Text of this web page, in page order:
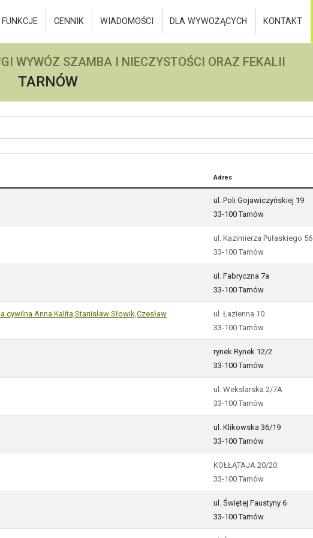
FUNKCJE CENNIK WIADOMOŚCI DLA WYWOŻĄCYCH KONTAKT
WYWÓZ SZAMBA I NIECZYSTOŚCI ORAZ FEKALII
TARNÓW
Adres
ul. Poli Gojawiczyńskiej 19
33-100 Tarnów
ul. Kazimierza Pułaskiego 56
33-100 Tarnów
ul. Fabryczna 7a
33-100 Tarnów
cywilna Anna Kalita,Stanisław Słowik,Czesław
ul. Łazienna 10
33-100 Tarnów
rynek Rynek 12/2
33-100 Tarnów
ul. Wekslarska 2/7A
33-100 Tarnów
ul. Klikowska 36/19
33-100 Tarnów
KOŁŁĄTAJA 20/20
33-100 Tarnów
ul. Świętej Faustyny 6
33-100 Tarnów